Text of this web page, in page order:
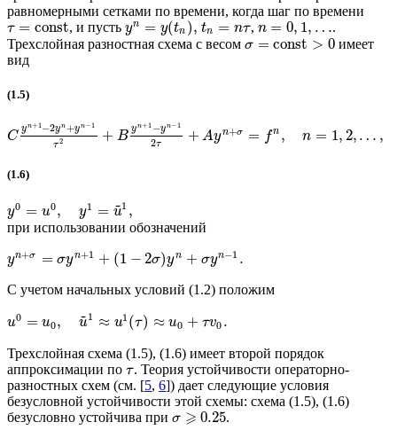
равномерными сетками по времени, когда шаг по времени
τ = const, и пусть yn = y(tn ), tn = nτ, n = 0, 1, ….
Трехслойная разностная схема с весом σ = const > 0имеет
вид
(1.5)
C
yn+1−2yn+yn−1
τ 2 + B
yn+1 −yn−1
2τ + Ayn+σ = f n , n = 1, 2, … ,
(1.6)
y0 = u0, y1 = u
~1 ,
при использовании обозначений
yn+σ = σyn+1 + (1 − 2σ)yn + σyn−1 .
С учетом начальных условий (1.2) положим
u0 = u0, u
~1 ≈ u1 (τ) ≈ u0 + τv0 .
Трехслойная схема (1.5), (1.6) имеет второй порядок
аппроксимации по τ. Теория устойчивости операторно-
разностных схем (см. [5, 6]) дает следующие условия
безусловной устойчивости этой схемы: схема (1.5), (1.6)
безусловно устойчива при σ ⩾ 0.25.